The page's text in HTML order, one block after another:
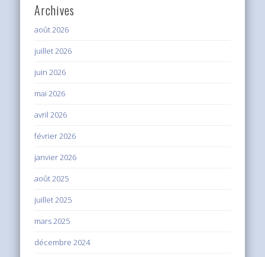
Archives
août 2026
juillet 2026
juin 2026
mai 2026
avril 2026
février 2026
janvier 2026
août 2025
juillet 2025
mars 2025
décembre 2024